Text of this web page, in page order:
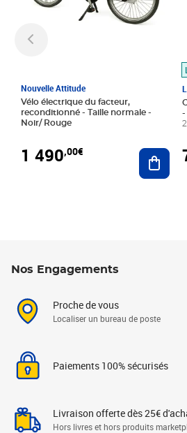
Nouvelle Attitude
Vélo électrique du facteur,
reconditionné - Taille normale -
Noir/ Rouge
1 490,00€
-
Nos Engagements
Proche de vous
Localiser un bureau de poste
Paiements 100% sécurisés
Livraison offerte dès 25€
Hors livres et hors produits